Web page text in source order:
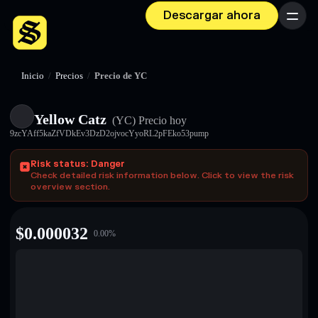
Descargar ahora Menú
Inicio / Precios / Precio de YC
Yellow Catz (YC) Precio hoy
9zcYAff5kaZfVDkEv3DzD2ojvocYyoRL2pFEko53pump
Risk status: Danger
Check detailed risk information below. Click to view the risk
overview section.
$0.000032 0.00%